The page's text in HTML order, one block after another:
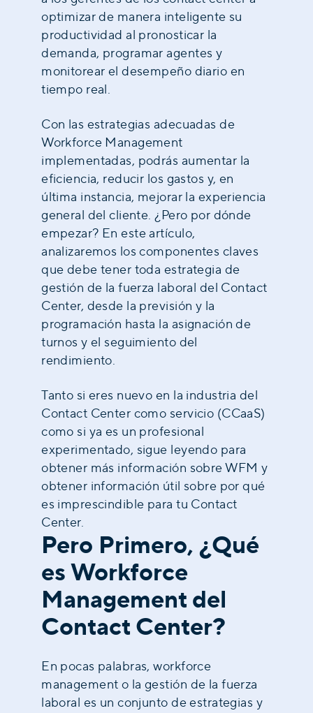
optimizar de manera inteligente su
productividad al pronosticar la
demanda, programar agentes y
monitorear el desempeño diario en
tiempo real.
Con las estrategias adecuadas de
Workforce Management
implementadas, podrás aumentar la
eficiencia, reducir los gastos y, en
última instancia, mejorar la experiencia
general del cliente. ¿Pero por dónde
empezar? En este artículo,
analizaremos los componentes claves
que debe tener toda estrategia de
gestión de la fuerza laboral del Contact
Center, desde la previsión y la
programación hasta la asignación de
turnos y el seguimiento del
rendimiento.
Tanto si eres nuevo en la industria del
Contact Center como servicio (CCaaS)
como si ya es un profesional
experimentado, sigue leyendo para
obtener más información sobre WFM y
obtener información útil sobre por qué
es imprescindible para tu Contact
Center.
Pero Primero, ¿Qué
es Workforce
Management del
Contact Center?
En pocas palabras, workforce
management o la gestión de la fuerza
laboral es un conjunto de estrategias y